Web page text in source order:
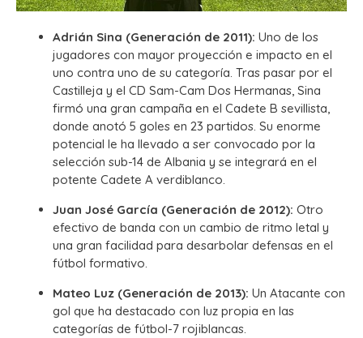
Adrián Sina (Generación de 2011): Uno de los
jugadores con mayor proyección e impacto en el
uno contra uno de su categoría. Tras pasar por el
Castilleja y el CD Sam-Cam Dos Hermanas, Sina
firmó una gran campaña en el Cadete B sevillista,
donde anotó 5 goles en 23 partidos. Su enorme
potencial le ha llevado a ser convocado por la
selección sub-14 de Albania y se integrará en el
potente Cadete A verdiblanco.
Juan José García (Generación de 2012): Otro
efectivo de banda con un cambio de ritmo letal y
una gran facilidad para desarbolar defensas en el
fútbol formativo.
Mateo Luz (Generación de 2013): Un Atacante con
gol que ha destacado con luz propia en las
categorías de fútbol-7 rojiblancas.